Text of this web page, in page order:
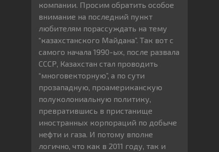
компании. Просим обратить особое
внимание на последний пункт
любителям порассуждать на тему
“казахстанского Майдана”. Так вот с
самого начала 1990-ых, после развала
СССР, Казахстан стал проводить
“многовекторную”, а по сути
прозападную, проамериканскую
полуколониальную политику,
превратившись в пристанище
иностранных корпораций по добыче
нефти и газа. И потому вполне
логично, что как в 2011 году, так и